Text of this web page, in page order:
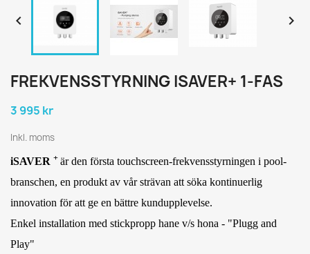
 
FREKVENSSTYRNING ISAVER+ 1-FAS
3 995 kr
Inkl. moms
iSAVER + är den första touchscreen-frekvensstyrningen i pool-
branschen, en produkt av vår strävan att söka kontinuerlig
innovation för att ge en bättre kundupplevelse.
Enkel installation med stickpropp hane v/s hona - "Plugg and
Play"